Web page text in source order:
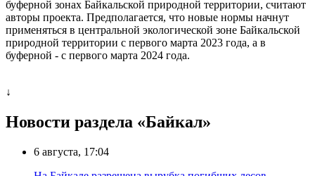
буферной зонах Байкальской природной территории, считают
авторы проекта. Предполагается, что новые нормы начнут
применяться в центральной экологической зоне Байкальской
природной территории с первого марта 2023 года, а в
буферной - с первого марта 2024 года.
↓
Новости раздела «Байкал»
6 августа, 17:04